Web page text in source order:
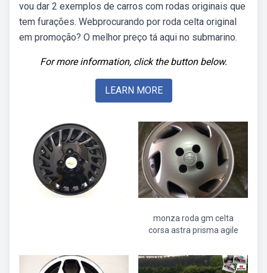
vou dar 2 exemplos de carros com rodas originais que
tem furações. Webprocurando por roda celta original
em promoção? O melhor preço tá aqui no submarino.
For more information, click the button below.
LEARN MORE
monza roda gm celta
corsa astra prisma agile